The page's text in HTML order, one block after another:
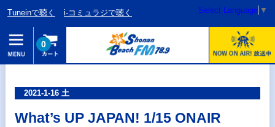
Tuneinで聴く i-コミュラジで聴く Select Language ▼
0
2021-1-16 土
What’s UP JAPAN! 1/15 ONAIR